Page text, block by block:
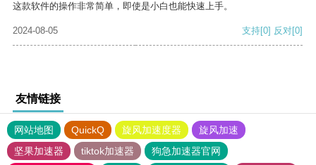
这款软件的操作非常简单，即使是小白也能快速上手。
2024-08-05 支持[0] 反对[0]
友情链接
网站地图 QuickQ 旋风加速度器
旋风加速
坚果加速器
tiktok加速器
狗急加速器官网